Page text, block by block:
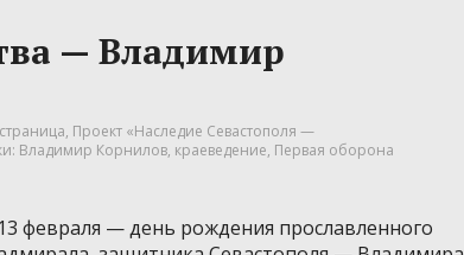
— Владимир
, Проект «Наследие Севастополя —
Владимир Корнилов, краеведение, Первая оборона
13 февраля — день рождения прославленного